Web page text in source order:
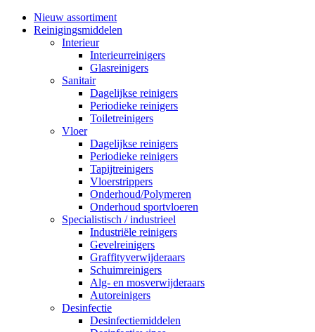
Nieuw assortiment
Reinigingsmiddelen
Interieur
Interieurreinigers
Glasreinigers
Sanitair
Dagelijkse reinigers
Periodieke reinigers
Toiletreinigers
Vloer
Dagelijkse reinigers
Periodieke reinigers
Tapijtreinigers
Vloerstrippers
Onderhoud/Polymeren
Onderhoud sportvloeren
Specialistisch / industrieel
Industriële reinigers
Gevelreinigers
Graffityverwijderaars
Schuimreinigers
Alg- en mosverwijderaars
Autoreinigers
Desinfectie
Desinfectiemiddelen